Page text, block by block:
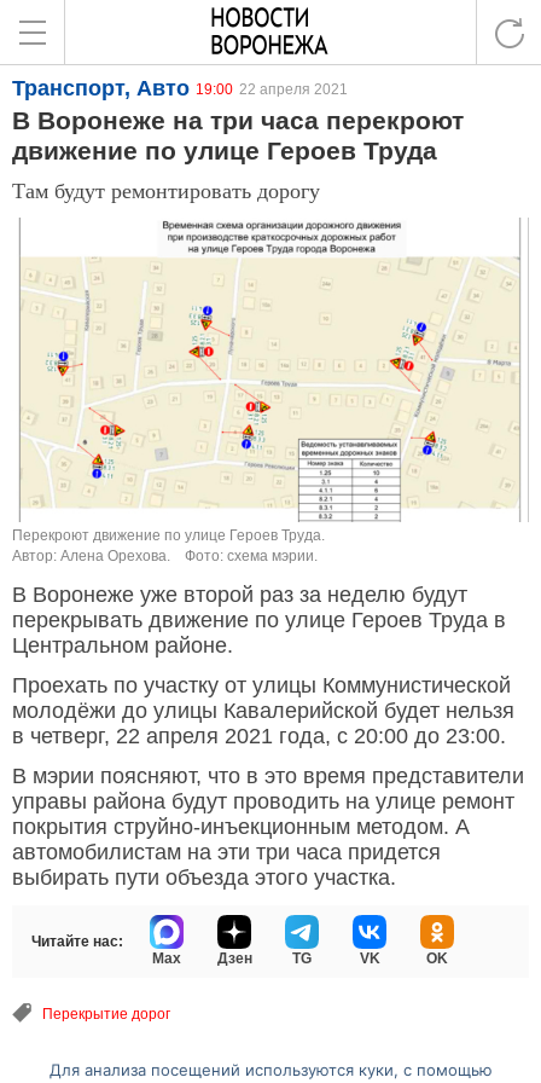
Транспорт, Авто 19:00 22 апреля 2021
В Воронеже на три часа перекроют
движение по улице Героев Труда
Там будут ремонтировать дорогу
Перекроют движение по улице Героев Труда.
Автор: Алена Орехова.
Фото: схема мэрии.
В Воронеже уже второй раз за неделю будут
перекрывать движение по улице Героев Труда в
Центральном районе.
Проехать по участку от улицы Коммунистической
молодёжи до улицы Кавалерийской будет нельзя
в четверг, 22 апреля 2021 года, с 20:00 до 23:00.
В мэрии поясняют, что в это время представители
управы района будут проводить на улице ремонт
покрытия струйно-инъекционным методом. А
автомобилистам на эти три часа придется
выбирать пути объезда этого участка.
Читайте нас:
Max
Дзен TG VK OK
Перекрытие дорог
Для анализа посещений используются куки, с помощью